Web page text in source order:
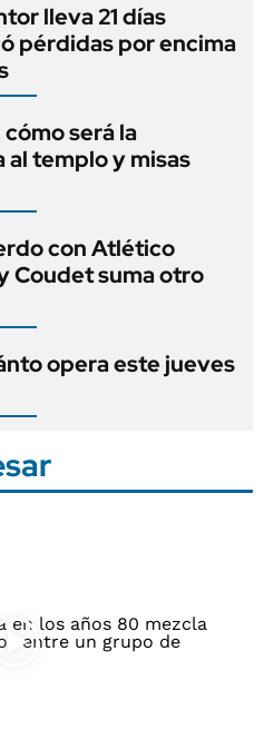
lleva 21 días
pérdidas por encima
será la
templo y misas
con Atlético
Coudet suma otro
opera este jueves